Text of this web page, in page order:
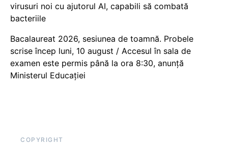
virusuri noi cu ajutorul AI, capabili să combată
bacteriile
Bacalaureat 2026, sesiunea de toamnă. Probele
scrise încep luni, 10 august / Accesul în sala de
examen este permis până la ora 8:30, anunță
Ministerul Educației
COPYRIGHT